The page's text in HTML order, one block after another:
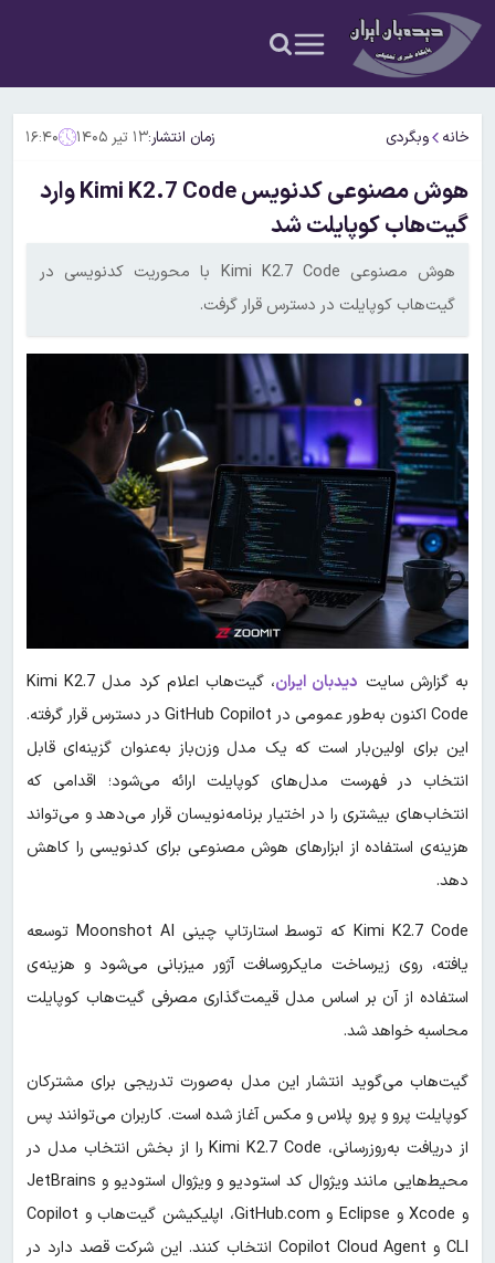
خانه وبگردی زمان انتشار:۱۳ تیر ۱۴۰۵ ۱۶:۴۰
هوش مصنوعی کدنویس Kimi K2.7 Code وارد
گیت‌هاب کوپایلت شد
هوش مصنوعی Kimi K2.7 Code با محوریت کدنویسی در
گیت‌هاب کوپایلت در دسترس قرار گرفت.
به گزارش سایت دیدبان ایران
، گیت‌هاب اعلام کرد مدل Kimi K2.7
Code اکنون به‌طور عمومی در GitHub Copilot در دسترس قرار گرفته.
این برای اولین‌بار است که یک مدل وزن‌باز به‌عنوان گزینه‌ای قابل
انتخاب در فهرست مدل‌های کوپایلت ارائه می‌شود؛ اقدامی که
انتخاب‌های بیشتری را در اختیار برنامه‌نویسان قرار می‌دهد و می‌تواند
هزینه‌ی استفاده از ابزارهای هوش مصنوعی برای کدنویسی را کاهش
دهد.
Kimi K2.7 Code که توسط استارتاپ چینی Moonshot AI توسعه
یافته، روی زیرساخت مایکروسافت آژور میزبانی می‌شود و هزینه‌ی
استفاده از آن بر اساس مدل قیمت‌گذاری مصرفی گیت‌هاب کوپایلت
محاسبه خواهد شد.
گیت‌هاب می‌گوید انتشار این مدل به‌صورت تدریجی برای مشترکان
کوپایلت پرو و پرو پلاس و مکس آغاز شده است. کاربران می‌توانند پس
از دریافت به‌روزرسانی، Kimi K2.7 Code را از بخش انتخاب مدل در
محیط‌هایی مانند ویژوال کد استودیو و ویژوال استودیو و JetBrains
و Xcode و Eclipse و GitHub.com، اپلیکیشن گیت‌هاب و Copilot
CLI و Copilot Cloud Agent انتخاب کنند. این شرکت قصد دارد در